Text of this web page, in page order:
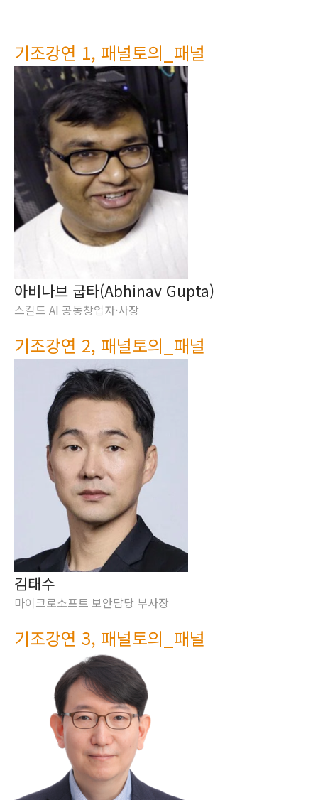
기조강연 1, 패널토의_패널
아비나브 굽타(Abhinav Gupta)
스킬드 AI 공동창업자·사장
기조강연 2, 패널토의_패널
김태수
마이크로소프트 보안담당 부사장
기조강연 3, 패널토의_패널